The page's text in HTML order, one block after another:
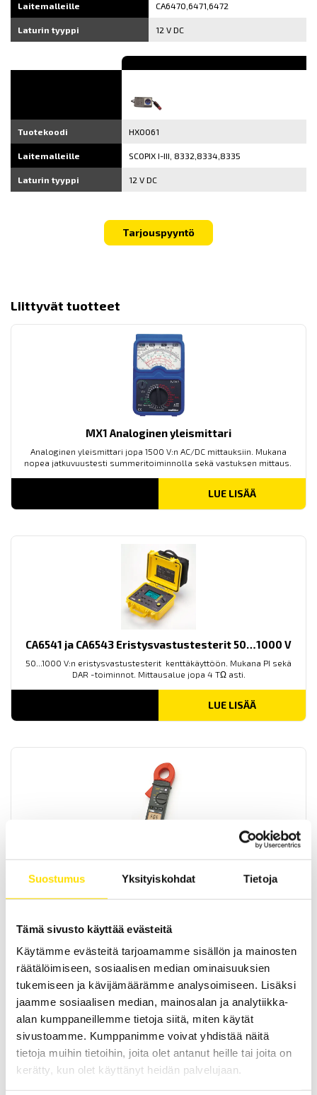
Suostumus Yksityiskohdat Tietoja
Tämä sivusto käyttää evästeitä
Käytämme evästeitä tarjoamamme sisällön ja mainosten
räätälöimiseen, sosiaalisen median ominaisuuksien
tukemiseen ja kävijämäärämme analysoimiseen. Lisäksi
jaamme sosiaalisen median, mainosalan ja analytiikka-
alan kumppaneillemme tietoja siitä, miten käytät
sivustoamme. Kumppanimme voivat yhdistää näitä
tietoja muihin tietoihin, joita olet antanut heille tai joita on
kerätty, kun olet käyttänyt heidän palvelujaan.
Laitemalleille CA6470,6471,6472
Laturin tyyppi 12 V DC
Tuotekoodi HX0061
Laitemalleille SCOPIX I-III, 8332,8334,8335
Laturin tyyppi 12 V DC
Tarjouspyyntö
Liittyvät tuotteet
MX1 Analoginen yleismittari
Analoginen yleismittari jopa 1500 V:n AC/DC mittauksiin. Mukana
nopea jatkuvuustesti summeritoiminnolla sekä vastuksen mittaus.
LUE LISÄÄ
CA6541 ja CA6543 Eristysvastustesterit 50…1000 V
50...1000 V:n eristysvastustesterit kenttäkäyttöön. Mukana PI sekä
DAR -toiminnot. Mittausalue jopa 4 TΩ asti.
LUE LISÄÄ
F65 vuotovirtapihti vuotovirtojen mittaukseen sekä eristysvirheiden
havaitsemiseen asennuksen ollessa käytössä.
Lisätarvikkeita CA6240, CA6250 ja CA6255-